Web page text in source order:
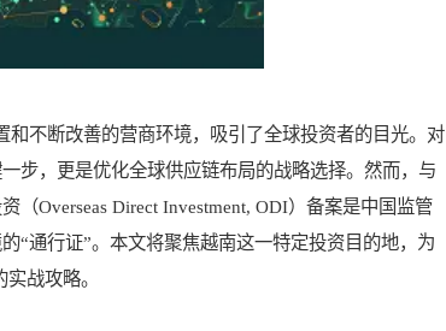
不断改善的营商环境，吸引了全球投资者的目光。对
步，更是优化全球供应链布局的战略选择。然而，与
Overseas Direct Investment, ODI）备案是中国监管
“通行证”。本文将聚焦越南这一特定投资目的地，为
战攻略。